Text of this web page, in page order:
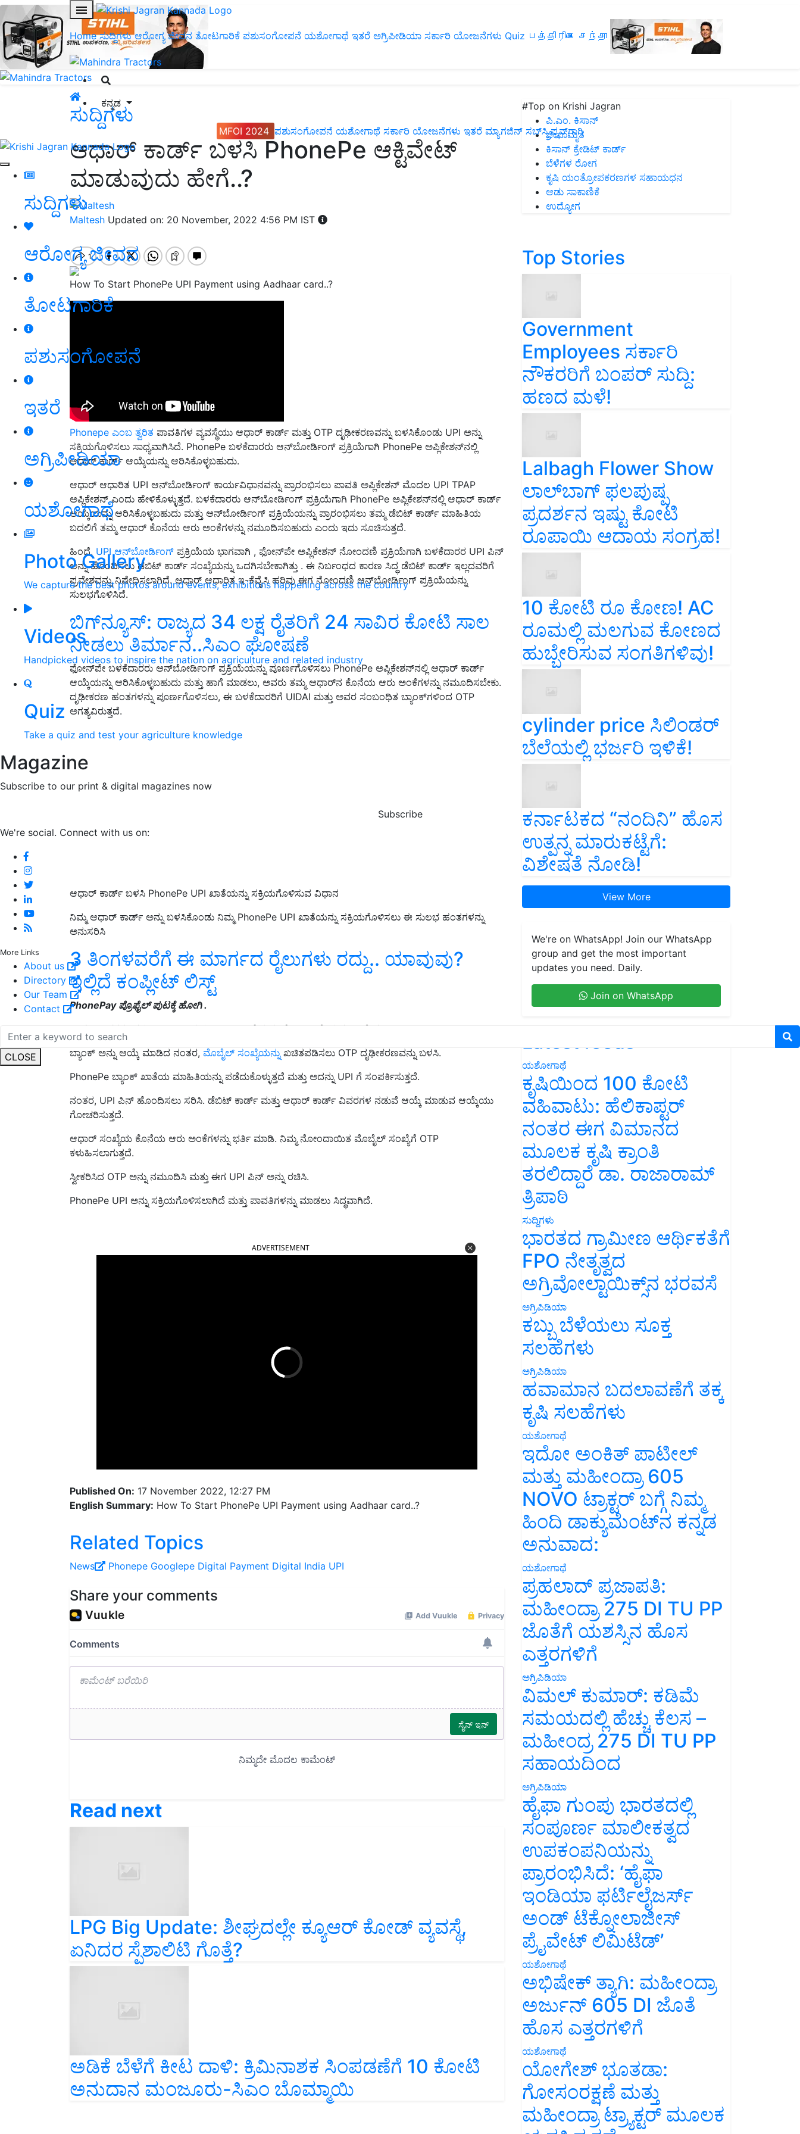
Home ಸುದ್ದಿಗಳು ಆರೋಗ್ಯ ಜೀವನ ತೋಟಗಾರಿಕೆ ಪಶುಸಂಗೋಪನೆ ಯಶೋಗಾಥೆ ಇತರೆ ಅಗ್ರಿಪೀಡಿಯಾ ಸರ್ಕಾರಿ ಯೋಜನೆಗಳು Quiz பத்திரிகை சந்தா
ಕನ್ನಡ
MFOI 2024 ಪಶುಸಂಗೋಪನೆ ಯಶೋಗಾಥೆ ಸರ್ಕಾರಿ ಯೋಜನೆಗಳು ಇತರೆ ಮ್ಯಾಗಜಿನ್‌ ಸಬ್‌ಸ್ಕ್ರಿಪ್ಷನ್‌ಗಾಗಿ
ಸುದ್ದಿಗಳು
ಆರೋಗ್ಯ ಜೀವನ
ತೋಟಗಾರಿಕೆ
ಪಶುಸಂಗೋಪನೆ
ಇತರೆ
ಅಗ್ರಿಪೀಡಿಯಾ
ಯಶೋಗಾಥೆ
Photo Gallery
We capture the best photos around events, exhibitions happening across the country
Videos
Handpicked videos to inspire the nation on agriculture and related industry
Quiz
Take a quiz and test your agriculture knowledge
Magazine
Subscribe to our print & digital magazines now
Subscribe
We're social. Connect with us on:
More Links
About us
Directory
Our Team
Contact
CLOSE
ಸುದ್ದಿಗಳು
ಆಧಾರ್ ಕಾರ್ಡ್ ಬಳಸಿ PhonePe ಆಕ್ಟಿವೇಟ್‌
ಮಾಡುವುದು ಹೇಗೆ..?
Maltesh Updated on: 20 November, 2022 4:56 PM IST
How To Start PhonePe UPI Payment using Aadhaar card..?
Phonepe ಎಂಬ ತ್ವರಿತ ಪಾವತಿಗಳ ವ್ಯವಸ್ಥೆಯು ಆಧಾರ್ ಕಾರ್ಡ್ ಮತ್ತು OTP ದೃಢೀಕರಣವನ್ನು ಬಳಸಿಕೊಂಡು UPI ಅನ್ನು
ಸಕ್ರಿಯಗೊಳಿಸಲು ಸಾಧ್ಯವಾಗಿಸಿದೆ. PhonePe ಬಳಕೆದಾರರು ಆನ್‌ಬೋರ್ಡಿಂಗ್ ಪ್ರಕ್ರಿಯೆಗಾಗಿ PhonePe ಅಪ್ಲಿಕೇಶನ್‌ನಲ್ಲಿ
ಆಧಾರ್ ಕಾರ್ಡ್ ಆಯ್ಕೆಯನ್ನು ಆರಿಸಿಕೊಳ್ಳಬಹುದು.
ಆಧಾರ್ ಆಧಾರಿತ UPI ಆನ್‌ಬೋರ್ಡಿಂಗ್ ಕಾರ್ಯವಿಧಾನವನ್ನು ಪ್ರಾರಂಭಿಸಲು ಪಾವತಿ ಅಪ್ಲಿಕೇಶನ್ ಮೊದಲ UPI TPAP
ಅಪ್ಲಿಕೇಶನ್ ಎಂದು ಹೇಳಿಕೊಳ್ಳುತ್ತದೆ. ಬಳಕೆದಾರರು ಆನ್‌ಬೋರ್ಡಿಂಗ್ ಪ್ರಕ್ರಿಯೆಗಾಗಿ PhonePe ಅಪ್ಲಿಕೇಶನ್‌ನಲ್ಲಿ ಆಧಾರ್ ಕಾರ್ಡ್
ಆಯ್ಕೆಯನ್ನು ಆರಿಸಿಕೊಳ್ಳಬಹುದು ಮತ್ತು ಆನ್‌ಬೋರ್ಡಿಂಗ್ ಪ್ರಕ್ರಿಯೆಯನ್ನು ಪ್ರಾರಂಭಿಸಲು ತಮ್ಮ ಡೆಬಿಟ್ ಕಾರ್ಡ್ ಮಾಹಿತಿಯ
ಬದಲಿಗೆ ತಮ್ಮ ಆಧಾರ್ ಕೊನೆಯ ಆರು ಅಂಕೆಗಳನ್ನು ನಮೂದಿಸಬಹುದು ಎಂದು ಇದು ಸೂಚಿಸುತ್ತದೆ.
ಹಿಂದೆ, UPI ಆನ್‌ಬೋರ್ಡಿಂಗ್ ಪ್ರಕ್ರಿಯೆಯ ಭಾಗವಾಗಿ , ಫೋನ್‌ಪೇ ಅಪ್ಲಿಕೇಶನ್ ನೋಂದಣಿ ಪ್ರಕ್ರಿಯೆಗಾಗಿ ಬಳಕೆದಾರರ UPI ಪಿನ್
ಅನ್ನು ಹೊಂದಿಸಲು ಡೆಬಿಟ್ ಕಾರ್ಡ್ ಸಂಖ್ಯೆಯನ್ನು ಒದಗಿಸಬೇಕಾಗಿತ್ತು . ಈ ನಿರ್ಬಂಧದ ಕಾರಣ ಸಿದ್ಧ ಡೆಬಿಟ್ ಕಾರ್ಡ್ ಇಲ್ಲದವರಿಗೆ
ಪ್ರವೇಶವನ್ನು ನಿಷೇಧಿಸಲಾಗಿದೆ. ಆಧಾರ್ ಆಧಾರಿತ ಇ-ಕೆವೈಸಿ ಹರಿವು ಈಗ ನೋಂದಣಿ ಆನ್‌ಬೋರ್ಡಿಂಗ್ ಪ್ರಕ್ರಿಯೆಯನ್ನು
ಸುಲಭಗೊಳಿಸಿದೆ.
ಬಿಗ್‌ನ್ಯೂಸ್‌: ರಾಜ್ಯದ 34 ಲಕ್ಷ ರೈತರಿಗೆ 24 ಸಾವಿರ ಕೋಟಿ ಸಾಲ
ನೀಡಲು ತಿರ್ಮಾನ..ಸಿಎಂ ಘೋಷಣೆ
ಫೋನ್‌ಪೇ ಬಳಕೆದಾರರು ಆನ್‌ಬೋರ್ಡಿಂಗ್ ಪ್ರಕ್ರಿಯೆಯನ್ನು ಪೂರ್ಣಗೊಳಿಸಲು PhonePe ಅಪ್ಲಿಕೇಶನ್‌ನಲ್ಲಿ ಆಧಾರ್ ಕಾರ್ಡ್
ಆಯ್ಕೆಯನ್ನು ಆರಿಸಿಕೊಳ್ಳಬಹುದು ಮತ್ತು ಹಾಗೆ ಮಾಡಲು, ಅವರು ತಮ್ಮ ಆಧಾರ್‌ನ ಕೊನೆಯ ಆರು ಅಂಕೆಗಳನ್ನು ನಮೂದಿಸಬೇಕು.
ದೃಢೀಕರಣ ಹಂತಗಳನ್ನು ಪೂರ್ಣಗೊಳಿಸಲು, ಈ ಬಳಕೆದಾರರಿಗೆ UIDAI ಮತ್ತು ಅವರ ಸಂಬಂಧಿತ ಬ್ಯಾಂಕ್‌ಗಳಿಂದ OTP
ಅಗತ್ಯವಿರುತ್ತದೆ.
ಆಧಾರ್ ಕಾರ್ಡ್ ಬಳಸಿ PhonePe UPI ಖಾತೆಯನ್ನು ಸಕ್ರಿಯಗೊಳಿಸುವ ವಿಧಾನ
ನಿಮ್ಮ ಆಧಾರ್ ಕಾರ್ಡ್ ಅನ್ನು ಬಳಸಿಕೊಂಡು ನಿಮ್ಮ PhonePe UPI ಖಾತೆಯನ್ನು ಸಕ್ರಿಯಗೊಳಿಸಲು ಈ ಸುಲಭ ಹಂತಗಳನ್ನು
ಅನುಸರಿಸಿ
3 ತಿಂಗಳವರೆಗೆ ಈ ಮಾರ್ಗದ ರೈಲುಗಳು ರದ್ದು.. ಯಾವುವು?
ಇಲ್ಲಿದೆ ಕಂಪ್ಲೀಟ್‌ ಲಿಸ್ಟ್‌
PhonePay ಪ್ರೊಫೈಲ್ ಪುಟಕ್ಕೆ ಹೋಗಿ .
ಪಾವತಿ ಉಪಕರಣಗಳ ಟ್ಯಾಬ್ ಅಡಿಯಲ್ಲಿ ಬ್ಯಾಂಕ್ ಖಾತೆಯನ್ನು ಸೇರಿಸಿ ಆಯ್ಕೆಯನ್ನು ಆಯ್ಕೆಮಾಡಿ.
ಬ್ಯಾಂಕ್ ಅನ್ನು ಆಯ್ಕೆ ಮಾಡಿದ ನಂತರ, ಮೊಬೈಲ್ ಸಂಖ್ಯೆಯನ್ನುಖಚಿತಪಡಿಸಲು OTP ದೃಢೀಕರಣವನ್ನು ಬಳಸಿ.
PhonePe ಬ್ಯಾಂಕ್ ಖಾತೆಯ ಮಾಹಿತಿಯನ್ನು ಪಡೆದುಕೊಳ್ಳುತ್ತದೆ ಮತ್ತು ಅದನ್ನು UPI ಗೆ ಸಂಪರ್ಕಿಸುತ್ತದೆ.
ನಂತರ, UPI ಪಿನ್ ಹೊಂದಿಸಲು ಸರಿಸಿ. ಡೆಬಿಟ್ ಕಾರ್ಡ್ ಮತ್ತು ಆಧಾರ್ ಕಾರ್ಡ್ ವಿವರಗಳ ನಡುವೆ ಆಯ್ಕೆ ಮಾಡುವ ಆಯ್ಕೆಯು
ಗೋಚರಿಸುತ್ತದೆ.
ಆಧಾರ್ ಸಂಖ್ಯೆಯ ಕೊನೆಯ ಆರು ಅಂಕೆಗಳನ್ನು ಭರ್ತಿ ಮಾಡಿ. ನಿಮ್ಮ ನೋಂದಾಯಿತ ಮೊಬೈಲ್ ಸಂಖ್ಯೆಗೆ OTP
ಕಳುಹಿಸಲಾಗುತ್ತದೆ.
ಸ್ವೀಕರಿಸಿದ OTP ಅನ್ನು ನಮೂದಿಸಿ ಮತ್ತು ಈಗ UPI ಪಿನ್ ಅನ್ನು ರಚಿಸಿ.
PhonePe UPI ಅನ್ನು ಸಕ್ರಿಯಗೊಳಿಸಲಾಗಿದೆ ಮತ್ತು ಪಾವತಿಗಳನ್ನು ಮಾಡಲು ಸಿದ್ಧವಾಗಿದೆ.
ADVERTISEMENT
Published On: 17 November 2022, 12:27 PM
English Summary: How To Start PhonePe UPI Payment using Aadhaar card..?
Related Topics
News Phonepe Googlepe Digital Payment Digital India UPI
Share your comments
Read next
LPG Big Update: ಶೀಘ್ರದಲ್ಲೇ ಕ್ಯೂಆರ್ ಕೋಡ್‌ ವ್ಯವಸ್ಥೆ,
ಏನಿದರ ಸ್ಪೆಶಾಲಿಟಿ ಗೊತ್ತೆ?
ಅಡಿಕೆ ಬೆಳೆಗೆ ಕೀಟ ದಾಳಿ: ಕ್ರಿಮಿನಾಶಕ ಸಿಂಪಡಣೆಗೆ 10 ಕೋಟಿ
ಅನುದಾನ ಮಂಜೂರು-ಸಿಎಂ ಬೊಮ್ಮಾಯಿ
#Top on Krishi Jagran
ಪಿ.ಎಂ. ಕಿಸಾನ್
ಜೀವಾಮೃತ
ಕಿಸಾನ್ ಕ್ರೇಡಿಟ್ ಕಾರ್ಡ್
ಬೆಳೆಗಳ ರೋಗ
ಕೃಷಿ ಯಂತ್ರೋಪಕರಣಗಳ ಸಹಾಯಧನ
ಆಡು ಸಾಕಾಣಿಕೆ
ಉದ್ಯೋಗ
Top Stories
Government
Employees ಸರ್ಕಾರಿ
ನೌಕರರಿಗೆ ಬಂಪರ್‌ ಸುದ್ದಿ:
ಹಣದ ಮಳೆ!
Lalbagh Flower Show
ಲಾಲ್‌ಬಾಗ್ ಫಲಪುಷ್ಪ
ಪ್ರದರ್ಶನ ಇಷ್ಟು ಕೋಟಿ
ರೂಪಾಯಿ ಆದಾಯ ಸಂಗ್ರಹ!
10 ಕೋಟಿ ರೂ ಕೋಣ! AC
ರೂಮಲ್ಲಿ ಮಲಗುವ ಕೋಣದ
ಹುಬ್ಬೇರಿಸುವ ಸಂಗತಿಗಳಿವು!
cylinder price ಸಿಲಿಂಡರ್‌
ಬೆಲೆಯಲ್ಲಿ ಭರ್ಜರಿ ಇಳಿಕೆ!
ಕರ್ನಾಟಕದ “ನಂದಿನಿ” ಹೊಸ
ಉತ್ಪನ್ನ ಮಾರುಕಟ್ಟೆಗೆ:
ವಿಶೇಷತೆ ನೋಡಿ!
View More
We're on WhatsApp! Join our WhatsApp
group and get the most important
updates you need. Daily.
Join on WhatsApp
Latest feeds
ಯಶೋಗಾಥೆ
ಕೃಷಿಯಿಂದ 100 ಕೋಟಿ
ವಹಿವಾಟು: ಹೆಲಿಕಾಪ್ಟರ್
ನಂತರ ಈಗ ವಿಮಾನದ
ಮೂಲಕ ಕೃಷಿ ಕ್ರಾಂತಿ
ತರಲಿದ್ದಾರೆ ಡಾ. ರಾಜಾರಾಮ್
ತ್ರಿಪಾಠಿ
ಸುದ್ದಿಗಳು
ಭಾರತದ ಗ್ರಾಮೀಣ ಆರ್ಥಿಕತೆಗೆ
FPO ನೇತೃತ್ವದ
ಅಗ್ರಿವೋಲ್ಟಾಯಿಕ್ಸ್‌ನ ಭರವಸೆ
ಅಗ್ರಿಪಿಡಿಯಾ
ಕಬ್ಬು ಬೆಳೆಯಲು ಸೂಕ್ತ
ಸಲಹೆಗಳು
ಅಗ್ರಿಪಿಡಿಯಾ
ಹವಾಮಾನ ಬದಲಾವಣೆಗೆ ತಕ್ಕ
ಕೃಷಿ ಸಲಹೆಗಳು
ಯಶೋಗಾಥೆ
ಇದೋ ಅಂಕಿತ್ ಪಾಟೀಲ್
ಮತ್ತು ಮಹೀಂದ್ರಾ 605
NOVO ಟ್ರಾಕ್ಟರ್ ಬಗ್ಗೆ ನಿಮ್ಮ
ಹಿಂದಿ ಡಾಕ್ಯುಮೆಂಟ್‌ನ ಕನ್ನಡ
ಅನುವಾದ:
ಯಶೋಗಾಥೆ
ಪ್ರಹಲಾದ್ ಪ್ರಜಾಪತಿ:
ಮಹೀಂದ್ರಾ 275 DI TU PP
ಜೊತೆಗೆ ಯಶಸ್ಸಿನ ಹೊಸ
ಎತ್ತರಗಳಿಗೆ
ಅಗ್ರಿಪಿಡಿಯಾ
ವಿಮಲ್ ಕುಮಾರ್: ಕಡಿಮೆ
ಸಮಯದಲ್ಲಿ ಹೆಚ್ಚು ಕೆಲಸ –
ಮಹೀಂದ್ರ 275 DI TU PP
ಸಹಾಯದಿಂದ
ಅಗ್ರಿಪಿಡಿಯಾ
ಹೈಫಾ ಗುಂಪು ಭಾರತದಲ್ಲಿ
ಸಂಪೂರ್ಣ ಮಾಲೀಕತ್ವದ
ಉಪಕಂಪನಿಯನ್ನು
ಪ್ರಾರಂಭಿಸಿದೆ: ‘ಹೈಫಾ
ಇಂಡಿಯಾ ಫರ್ಟಿಲೈಜರ್ಸ್
ಅಂಡ್ ಟೆಕ್ನೋಲಾಜೀಸ್
ಪ್ರೈವೇಟ್ ಲಿಮಿಟೆಡ್’
ಯಶೋಗಾಥೆ
ಅಭಿಷೇಕ್ ತ್ಯಾಗಿ: ಮಹೀಂದ್ರಾ
ಅರ್ಜುನ್ 605 DI ಜೊತೆ
ಹೊಸ ಎತ್ತರಗಳಿಗೆ
ಯಶೋಗಾಥೆ
ಯೋಗೇಶ್ ಭೂತಡಾ:
ಗೋಸಂರಕ್ಷಣೆ ಮತ್ತು
ಮಹೀಂದ್ರಾ ಟ್ರ್ಯಾಕ್ಟರ್ ಮೂಲಕ